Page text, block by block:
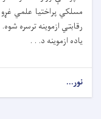
رقابتي ازموینه ترسره شوه.
ياده ازموینه د. . .
نور...